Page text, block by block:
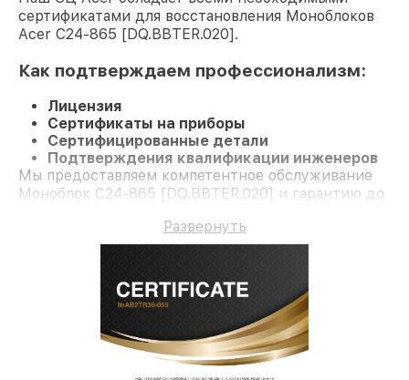
сертификатами для восстановления Моноблоков
Acer C24-865 [DQ.BBTER.020].
Как подтверждаем профессионализм:
Лицензия
Сертификаты на приборы
Сертифицированные детали
Подтверждения квалификации инженеров
Мы предоставляем компетентное обслуживание
Моноблок C24-865 [DQ.BBTER.020] и гарантию до
Развернуть